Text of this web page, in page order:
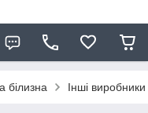
білизна Інші виробники